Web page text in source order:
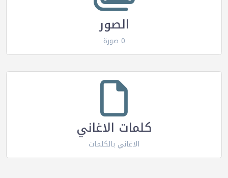
الصور
0 صورة
كلمات الاغاني
الاغاني بالكلمات